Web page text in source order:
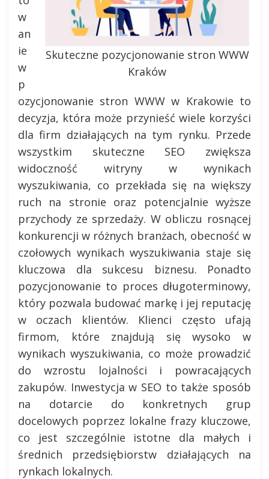
Skuteczne pozycjonowanie stron WWW
Kraków
w
an
ie
w
p
ozycjonowanie stron WWW w Krakowie to
decyzja, która może przynieść wiele korzyści
dla firm działających na tym rynku. Przede
wszystkim skuteczne SEO zwiększa
widoczność witryny w wynikach
wyszukiwania, co przekłada się na większy
ruch na stronie oraz potencjalnie wyższe
przychody ze sprzedaży. W obliczu rosnącej
konkurencji w różnych branżach, obecność w
czołowych wynikach wyszukiwania staje się
kluczowa dla sukcesu biznesu. Ponadto
pozycjonowanie to proces długoterminowy,
który pozwala budować markę i jej reputację
w oczach klientów. Klienci często ufają
firmom, które znajdują się wysoko w
wynikach wyszukiwania, co może prowadzić
do wzrostu lojalności i powracających
zakupów. Inwestycja w SEO to także sposób
na dotarcie do konkretnych grup
docelowych poprzez lokalne frazy kluczowe,
co jest szczególnie istotne dla małych i
średnich przedsiębiorstw działających na
rynkach lokalnych.